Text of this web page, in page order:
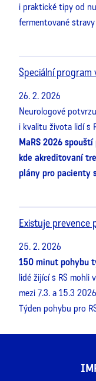
i praktické tipy od
fermentované
Speciální program
26. 2. 2026
Neurologové
i kvalitu života lidí s
MaRS 2026
kde akreditovaní
plány pro pacienty
Existuje prevence
25. 2. 2026
150 minut pohybu
lidé žijící s RS mohli
mezi 7.3. a 15.3
Týden pohybu pro